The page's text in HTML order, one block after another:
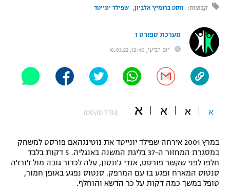
"מעל הליגה" – פודקאסט
"מחצית בשכונה" – פודקאסט
משתתפים וזוכים בפרסים
תקנון משתתפים וזוכים בפרסים
תקנון עבור פעילות אלקטרה
תקנון עבור פעילות ספורט 1 – "מרלן"
טניס
גיימינג E-Sports
תנאי שימוש
UFC
היאבקות WWE
אופניים
ספורט מוטורי
כדורמים
בייסבול MLB
ספורט אתגרי ואקסטרים
קבוצות: ווסט ברומיץ' אלביון שפילד יונייטד
מערכת ספורט 1
יום רביעי, 12:40, 16.03.22
א א א א (גודל טקסט)
במרץ 2001 אירחה שפילד יונייטד את נוטינגהאם פורסט למשחק
במסגרת המחזור ה-37 בליגת המשנה באנגליה. 5 דקות בלבד
חלפו לפני שקשר פורסט, אנדי ג'ונסון, עלה לכדור גובה מול ז'ורז'ה
סנטוס המארח ופגע בו עם המרפק. סנטוס נפגע באופן חמור,
טופל במשך כמה דקות על כר הדשא והוחלף.